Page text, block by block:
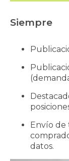
Siempre
Envío de
datos.